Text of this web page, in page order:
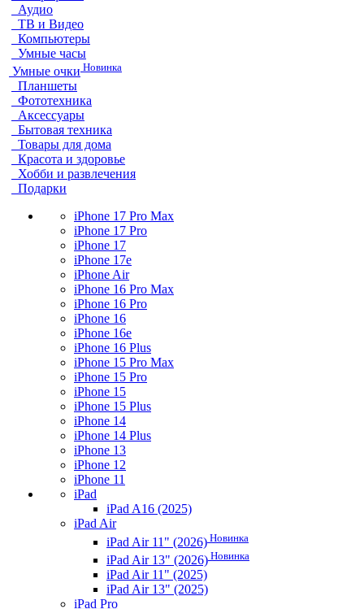
Аудио
ТВ и Видео
Компьютеры
Умные часы
Умные очки Новинка
Планшеты
Фототехника
Аксессуары
Бытовая техника
Товары для дома
Красота и здоровье
Хобби и развлечения
Подарки
iPhone 17 Pro Max
iPhone 17 Pro
iPhone 17
iPhone 17e
iPhone Air
iPhone 16 Pro Max
iPhone 16 Pro
iPhone 16
iPhone 16e
iPhone 16 Plus
iPhone 15 Pro Max
iPhone 15 Pro
iPhone 15
iPhone 15 Plus
iPhone 14
iPhone 14 Plus
iPhone 13
iPhone 12
iPhone 11
iPad
iPad A16 (2025)
iPad Air
iPad Air 11" (2026) Новинка
iPad Air 13" (2026) Новинка
iPad Air 11" (2025)
iPad Air 13" (2025)
iPad Pro